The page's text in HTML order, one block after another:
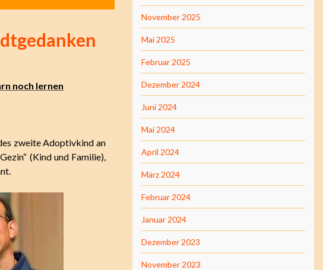
noch lernen
zweite Adoptivkind an
(Kind und Familie),
November 2025
Mai 2025
Februar 2025
Dezember 2024
Juni 2024
Mai 2024
April 2024
März 2024
Februar 2024
Januar 2024
Dezember 2023
November 2023